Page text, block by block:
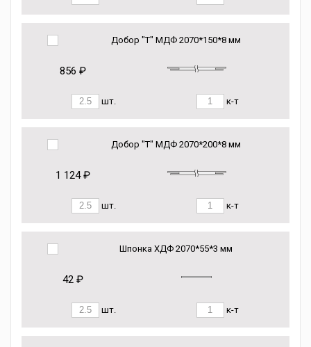
Добор "Т" МДФ 2070*150*8 мм
856 ₽
шт. к-т
Добор "Т" МДФ 2070*200*8 мм
1 124 ₽
шт. к-т
Шпонка ХДФ 2070*55*3 мм
42 ₽
шт. к-т